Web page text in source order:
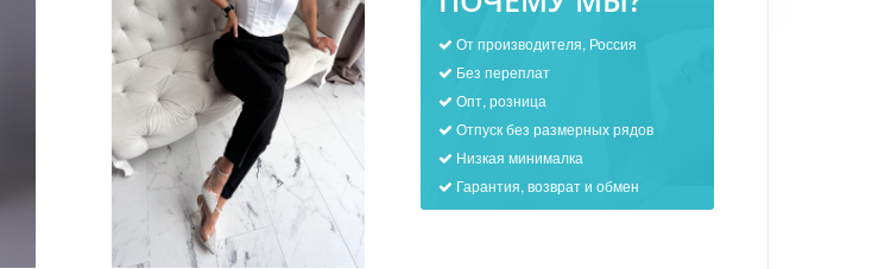
От производителя, Россия
Без переплат
Опт, розница
Отпуск без размерных рядов
Низкая минималка
Гарантия, возврат и обмен